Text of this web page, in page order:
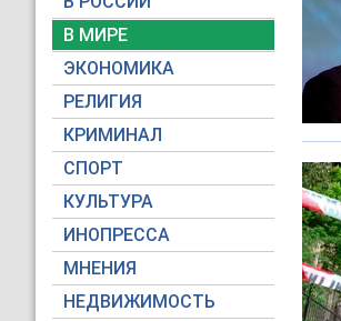
В МИРЕ
ЭКОНОМИКА
РЕЛИГИЯ
КРИМИНАЛ
СПОРТ
КУЛЬТУРА
ИНОПРЕССА
МНЕНИЯ
НЕДВИЖИМОСТЬ